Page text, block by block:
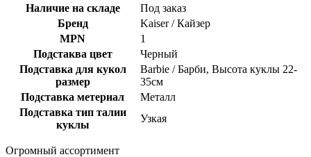
Наличие на складе
Под заказ
Бренд
Kaiser / Кайзер
MPN
1
Подстаква цвет
Черный
Подставка для кукол
размер
Barbie / Барби, Высота куклы 22-
35см
Подставка метериал
Металл
Подставка тип талии
куклы
Узкая
Огромный ассортимент